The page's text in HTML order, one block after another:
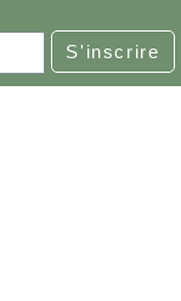
S'inscrire